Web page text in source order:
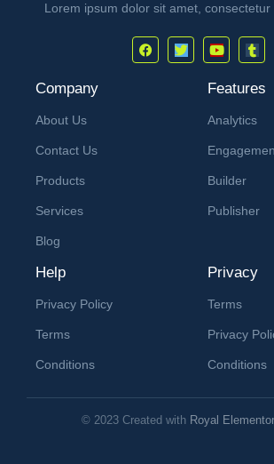
Lorem ipsum dolor sit amet, consectetur
Company
About Us
Contact Us
Products
Services
Blog
Features
Analytics
Builder
Publisher
Help
Privacy Policy
Terms
Conditions
Privacy
Terms
Privacy
Conditions
© 2023 Created with Royal